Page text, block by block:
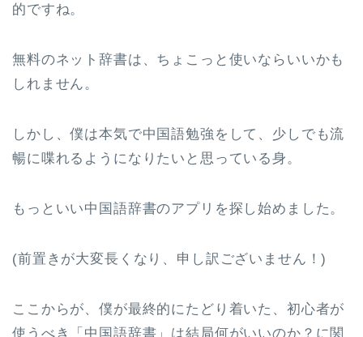
的ですね。
無料のネット辞書は、ちょこっと使いならいいかも
しれません。
しかし、僕は本気で中国語勉強をして、少しでも流
暢に喋れるようになりたいと思っている身。
もっといい中国語辞書のアプリを探し始めました。
(前置きが大変長くなり、申し訳ございません！)
ここからが、僕が最終的にたどり着いた、初心者が
使うべき「中国語辞書」は結局何がいいのか？に関